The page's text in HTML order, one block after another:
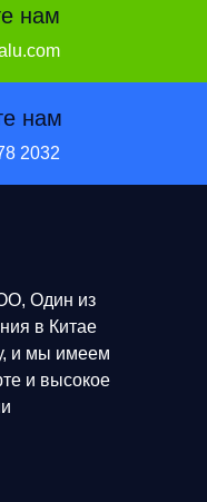
нам
нам
2032
Один из
в Китае
и мы имеем
и высокое